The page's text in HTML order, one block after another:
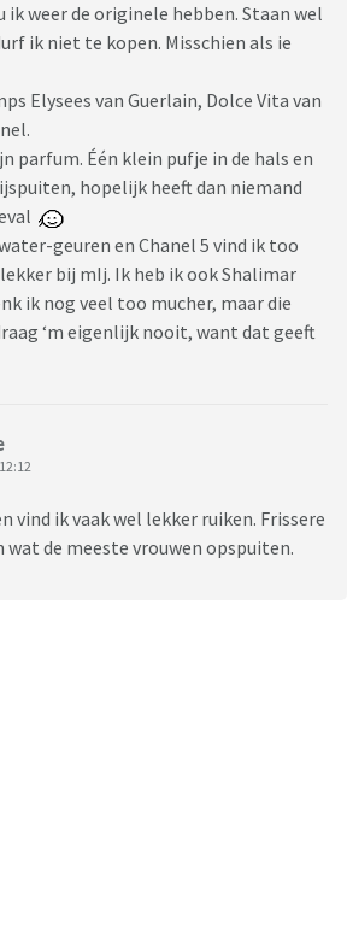
weer de originele hebben. Staan wel
ik niet te kopen. Misschien als ie
Elysees van Guerlain, Dolce Vita van
parfum. Één klein pufje in de hals en
hopelijk heeft dan niemand
geuren en Chanel 5 vind ik too
bij mIj. Ik heb ik ook Shalimar
ik nog veel too mucher, maar die
‘m eigenlijk nooit, want dat geeft
vind ik vaak wel lekker ruiken. Frissere
wat de meeste vrouwen opspuiten.